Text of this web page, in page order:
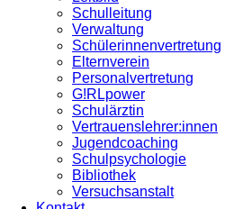
Schulleitung
Verwaltung
Schülerinnenvertretung
Elternverein
Personalvertretung
G!RLpower
Schulärztin
Vertrauenslehrer:innen
Jugendcoaching
Schulpsychologie
Bibliothek
Versuchsanstalt